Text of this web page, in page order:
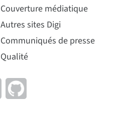
Couverture médiatique
Autres sites Digi
Communiqués de presse
Qualité